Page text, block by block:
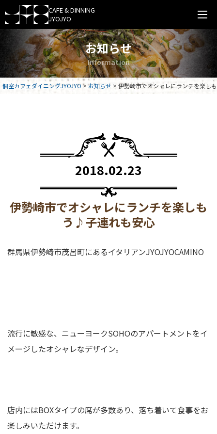
CAFE & DINNING
JYOJYO0276-38-4477
HOME
お知らせ
プライバシーポリシー
お知らせ
Information
個室カフェダイニングJYOJYO >お知らせ > 伊勢崎市でオシャレにランチを楽し
2018.02.23
伊勢崎市でオシャレにランチを楽しも
う♪子連れも安心
群馬県伊勢崎市茂呂町にあるイタリアンJYOJYOCAMINO
流行に敏感な、ニューヨークSOHOのアパートメントをイ
メージしたオシャレなデザイン。
店内にはBOXタイプの席が多数あり、落ち着いて食事をお
楽しみいただけます。